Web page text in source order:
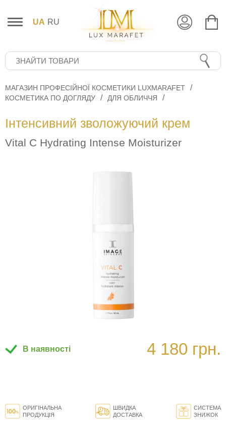
UA RU
МАГАЗИН ПРОФЕСІЙНОЇ КОСМЕТИКИ LUXMARAFET
КОСМЕТИКА ПО ДОГЛЯДУ
ДЛЯ ОБЛИЧЧЯ
Інтенсивний зволожуючий крем
Vital C Hydrating Intense Moisturizer
В наявності 4 180 грн.
ОРИГІНАЛЬНА
ПРОДУКЦІЯ
ШВИДКА
ДОСТАВКА
СИСТЕМА
ЗНИЖОК